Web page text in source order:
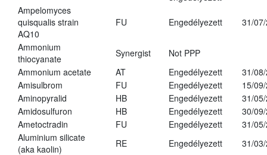
Ampelomyces
quisqualis strain
AQ10
FU Engedélyezett 31/
Ammonium
thiocyanate
Synergist
Not PPP
Ammonium acetate
AT Engedélyezett
31/
Amisulbrom
FU Engedélyezett
15/
Aminopyralid
HB Engedélyezett
31/
Amidosulfuron
HB Engedélyezett
30/
Ametoctradin
FU Engedélyezett
31/
Aluminium silicate
(aka kaolin)
RE Engedélyezett
31/